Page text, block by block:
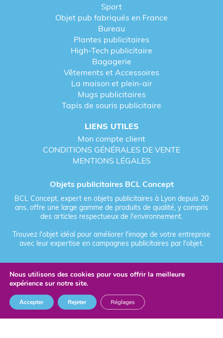
Sport
Objet pub fabriqués en France
Bureau
Plantes publicitaires
High-Tech publicitaire
Bagagerie
Vêtements et Accessoires
La maison et plein-air
Mugs publicitaires
Tapis de souris publicitaire
LIENS UTILES
Mon compte client
CONDITIONS GÉNÉRALES DE VENTE
MENTIONS LÉGALES
Objets publicitaires BCL Concept
BCL Concept, expert en objets publicitaires à Lyon depuis 20
ans, offre une large gamme de produits de qualité, y compris
des articles respectueux de l'environnement.
Trouvez l'objet idéal pour améliorer l'image de votre entreprise
avec leur expertise en campagnes publicitaires par l'objet.
© 2026 BCL Concept - Tous droits réservés - Objet Publicitaire
Fièrement forgé par Les Vikings
Nous utilisons des cookies pour vous offrir la meilleure
expérience sur notre site.
Accepter Rejeter Réglages